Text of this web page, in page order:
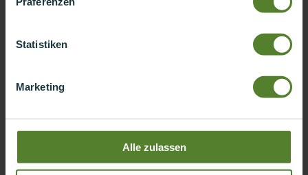
nutzen.
Statistiken
Marketing
Alle zulassen
Lieferkette mit der SBOM
managen – das ermöglicht Ihnen die Software Bill of Materials
und Dependency Tracking nahtlos in Ihre Prozesse. Profitieren
Sie von unserem Ansatz „Security by Design“ und modernsten